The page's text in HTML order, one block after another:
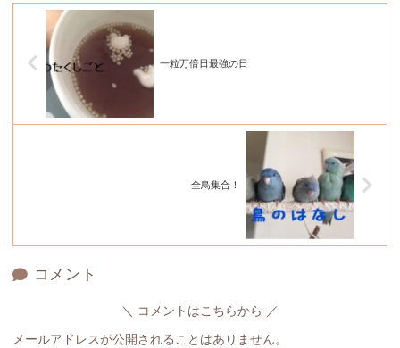
一粒万倍日最強の日
全鳥集合！
コメント
コメントはこちらから
メールアドレスが公開されることはありません。